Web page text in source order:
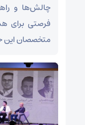
چالش‌ها و
فرصتی برای
متخصصان این